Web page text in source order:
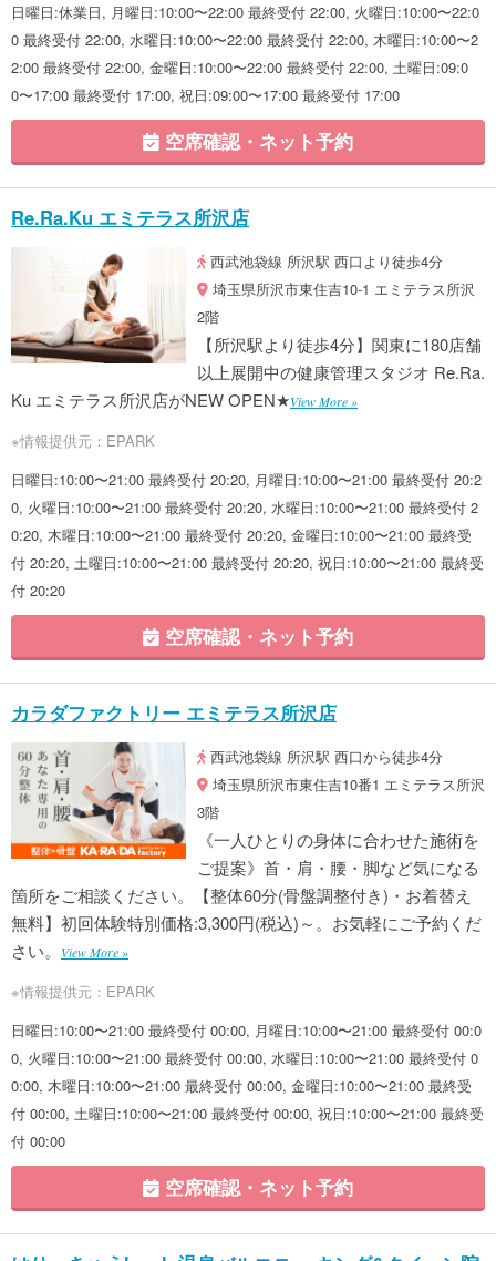
日曜日:休業日, 月曜日:10:00〜22:00 最終受付 22:00, 火曜日:10:00〜22:0
0 最終受付 22:00, 水曜日:10:00〜22:00 最終受付 22:00, 木曜日:10:00〜2
2:00 最終受付 22:00, 金曜日:10:00〜22:00 最終受付 22:00, 土曜日:09:0
0〜17:00 最終受付 17:00, 祝日:09:00〜17:00 最終受付 17:00
空席確認・ネット予約
Re.Ra.Ku エミテラス所沢店
西武池袋線 所沢駅 西口より徒歩4分
埼玉県所沢市東住吉10-1 エミテラス所沢
2階
【所沢駅より徒歩4分】関東に180店舗
以上展開中の健康管理スタジオ Re.Ra.
Ku エミテラス所沢店がNEW OPEN★View More »
※情報提供元：EPARK
日曜日:10:00〜21:00 最終受付 20:20, 月曜日:10:00〜21:00 最終受付 20:2
0, 火曜日:10:00〜21:00 最終受付 20:20, 水曜日:10:00〜21:00 最終受付 2
0:20, 木曜日:10:00〜21:00 最終受付 20:20, 金曜日:10:00〜21:00 最終受
付 20:20, 土曜日:10:00〜21:00 最終受付 20:20, 祝日:10:00〜21:00 最終受
付 20:20
空席確認・ネット予約
カラダファクトリー エミテラス所沢店
西武池袋線 所沢駅 西口から徒歩4分
埼玉県所沢市東住吉10番1 エミテラス所沢
3階
《一人ひとりの身体に合わせた施術を
ご提案》首・肩・腰・脚など気になる
箇所をご相談ください。【整体60分(骨盤調整付き)・お着替え
無料】初回体験特別価格:3,300円(税込)～。お気軽にご予約くだ
さい。
View More »
※情報提供元：EPARK
日曜日:10:00〜21:00 最終受付 00:00, 月曜日:10:00〜21:00 最終受付 00:0
0, 火曜日:10:00〜21:00 最終受付 00:00, 水曜日:10:00〜21:00 最終受付 0
0:00, 木曜日:10:00〜21:00 最終受付 00:00, 金曜日:10:00〜21:00 最終受
付 00:00, 土曜日:10:00〜21:00 最終受付 00:00, 祝日:10:00〜21:00 最終受
付 00:00
空席確認・ネット予約